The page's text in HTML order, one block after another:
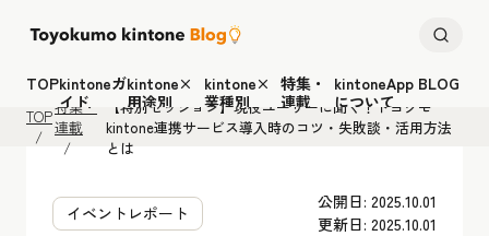
TOPkintoneガ
イド
kintone×
用途別
kintone×
業種別
特集・
連載
kintoneApp BLOG
について
TOP特集・
連載
【特別セッション】現役ユーザーに聞く！トヨクモ
kintone連携サービス導入時のコツ・失敗談・活用方法
とは
イベントレポート
公開日: 2025.10.01
更新日: 2025.10.01